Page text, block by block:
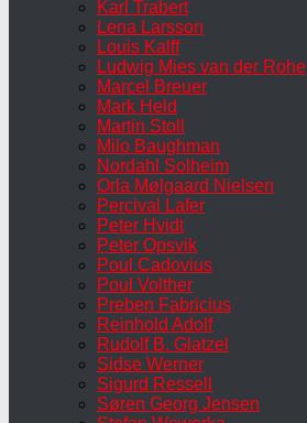
Karl Trabert
Lena Larsson
Louis Kalff
Ludwig Mies van der Rohe
Marcel Breuer
Mark Held
Martin Stoll
Milo Baughman
Nordahl Solheim
Orla Mølgaard Nielsen
Percival Lafer
Peter Hvidt
Peter Opsvik
Poul Cadovius
Poul Volther
Preben Fabricius
Reinhold Adolf
Rudolf B. Glatzel
Sidse Werner
Sigurd Ressell
Søren Georg Jensen